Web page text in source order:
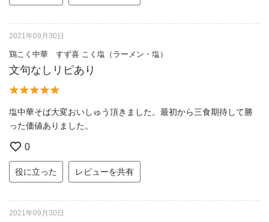
2021年09月30日
鶏こく中華 すず喜 こく塩（ラーメン・塩）
文句なしリピあり
塩中華そば大変おいしゅう頂きました。最初から三食期待して勝
った価値ありました。
0
役に立った レビューを共有
2021年09月30日